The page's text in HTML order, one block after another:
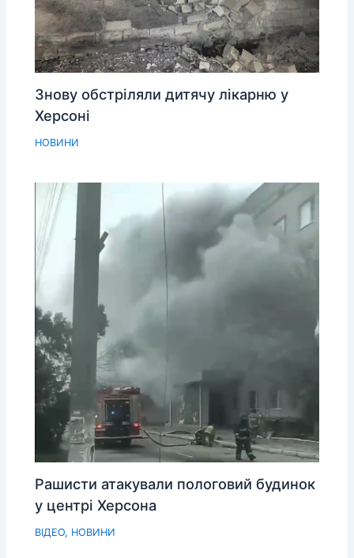
Знову обстріляли дитячу лікарню у
Херсоні
НОВИНИ
Рашисти атакували пологовий будинок
у центрі Херсона
ВІДЕО, НОВИНИ